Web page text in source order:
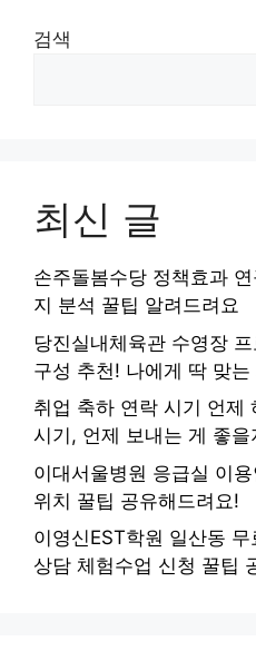
검색
최신 글
손주돌봄수당 정책효과
지 분석 꿀팁 알려드려요
당진실내체육관 수영장
구성 추천! 나에게 딱 맞는
취업 축하 연락 시기 언제
시기, 언제 보내는 게 좋
이대서울병원 응급실 이
위치 꿀팁 공유해드려요!
이영신EST학원 일산동
상담 체험수업 신청 꿀팁